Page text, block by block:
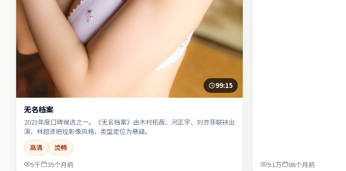
99:15
无名档案
2023年度口碑候选之一。《无名档案》由木村拓哉、河正宇、刘亦菲联袂出
演，林超贤把控影像风格，类型定位为悬疑。
高清
流畅
5千
35个月前 9.1万 86个月前